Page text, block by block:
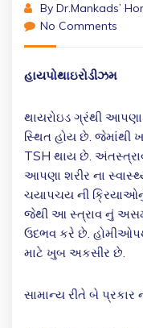
By Dr.Mankads’
No Comments
હાયપોથાઇરોડીઝમ
થાયરોઇડ ગ્રંથી આપણા
સ્થિત હોય છે. જેમાંથી
TSH થાય છે.
આપણા શરીર ના
ચયાપચય ની
જેથી આ સ્ત્રાવ નું
ઉદભવ કરે છે.
માટે ખુબ અકસીર છે.
સામાન્ય રીતે બે પ્રકાર